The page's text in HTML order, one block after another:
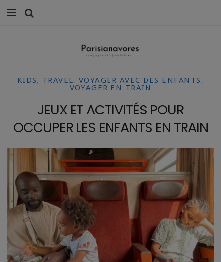
FAMILLE
VOYAGES
WEEK-ENDS
BALADES À PARIS
LIFESTYLE
CULTURE
0 ITEMS -0,00
KIDS , TRAVEL, VOYAGER AVEC DES ENFANTS ,
VOYAGER EN TRAIN
JEUX ET ACTIVITÉS POUR
OCCUPER LES ENFANTS EN TRAIN